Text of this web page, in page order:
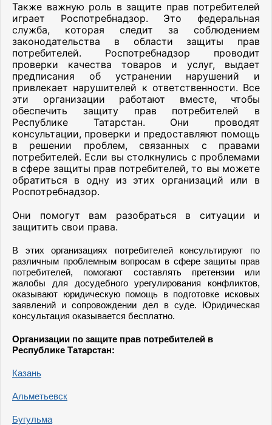
Также важную роль в защите прав потребителей
играет Роспотребнадзор. Это федеральная
служба, которая следит за соблюдением
законодательства в области защиты прав
потребителей. Роспотребнадзор проводит
проверки качества товаров и услуг, выдает
предписания об устранении нарушений и
привлекает нарушителей к ответственности. Все
эти организации работают вместе, чтобы
обеспечить защиту прав потребителей в
Республике Татарстан. Они проводят
консультации, проверки и предоставляют помощь
в решении проблем, связанных с правами
потребителей. Если вы столкнулись с проблемами
в сфере защиты прав потребителей, то вы можете
обратиться в одну из этих организаций или в
Роспотребнадзор.
Они помогут вам разобраться в ситуации и
защитить свои права.
В этих организациях потребителей консультируют по
различным проблемным вопросам в сфере защиты прав
потребителей, помогают составлять претензии или
жалобы для досудебного урегулирования конфликтов,
оказывают юридическую помощь в подготовке исковых
заявлений и сопровождении дел в суде. Юридическая
консультация оказывается бесплатно.
Организации по защите прав потребителей в
Республике Татарстан:
Казань
Альметьевск
Бугульма